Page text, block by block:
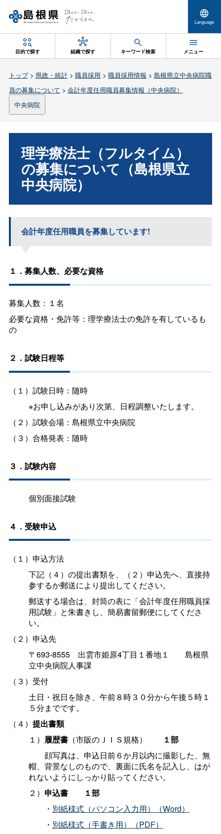
Language
目的で探す 組織で探す キーワード検索 メニュー
トップ> 県政・統計> 職員採用 > 職員採用情報 > 島根県立中央病院職
員の募集について > 会計年度任用職員募集情報（中央病院）
中央病院
理学療法士（フルタイム）
の募集について（島根県立
中央病院）
会計年度任用職員を募集しています!
１．募集人数、必要な資格
募集人数：１名
必要な資格・免許等：理学療法士の免許を有しているも
の
２．試験日程等
（１）試験日時：随時
※お申し込みがあり次第、日程調整いたします。
（２）試験会場：島根県立中央病院
（３）合格発表：随時
３．試験内容
個別面接試験
４．受験申込
（１）申込方法
下記（４）の提出書類を、（２）申込先へ、直接持
参するか郵送により提出してください。
郵送する場合は、封筒の表に「会計年度任用職員採
用試験」と朱書きし、簡易書留郵便にしてくださ
い。
（２）申込先
〒693-8555 出雲市姫原4丁目１番地１ 島根県
立中央病院人事課
（３）受付
土日・祝日を除き、午前８時３０分から午後５時１
５分までです。
（４） 提出書類
１） 履歴書（市販のＪＩＳ規格）
１部
顔写真は、申込日前６か月以内に撮影した、無
帽、背景なしのもので、裏面に氏名を記入し、はが
れないようにしっかり貼ってください。
２） 申込書
１部
・ 別紙様式（パソコン入力用）（Word）
・ 別紙様式（手書き用）（PDF）